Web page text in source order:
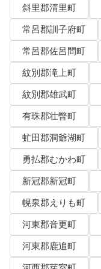
斜里郡清里町
常呂郡訓子府町
常呂郡佐呂間町
紋別郡滝上町
紋別郡雄武町
有珠郡壮瞥町
虻田郡洞爺湖町
勇払郡むかわ町
新冠郡新冠町
幌泉郡えりも町
河東郡音更町
河東郡鹿追町